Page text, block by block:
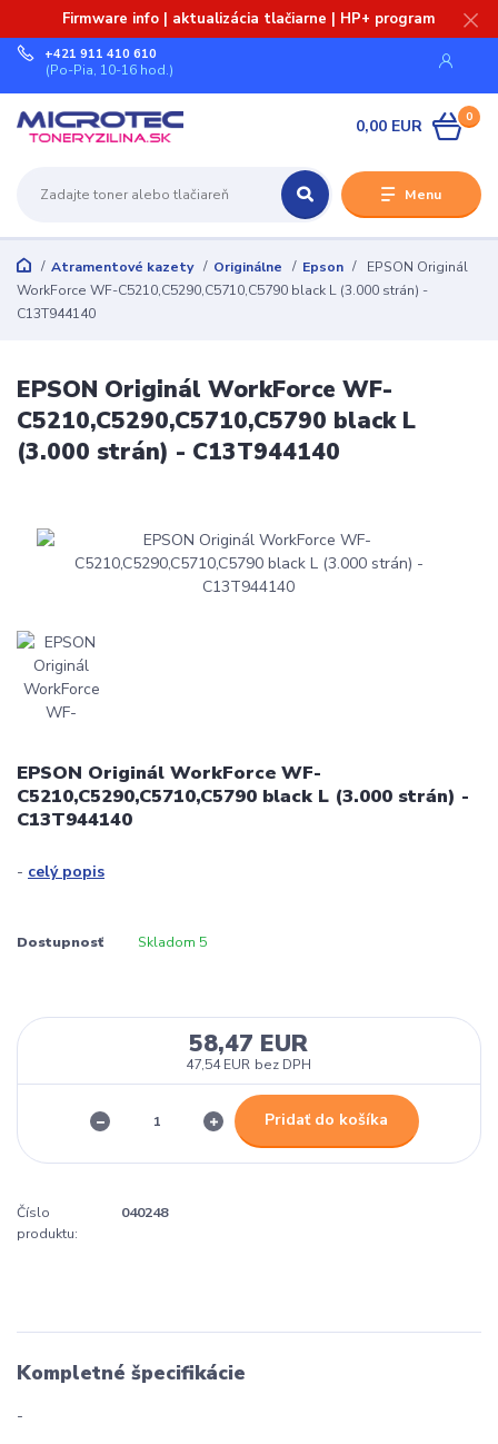
Firmware info | aktualizácia tlačiarne | HP+ program
Menu
+421 911 410 610
(Po-Pia, 10-16 hod.)
0
0,00 EUR
Atramentové kazety Originálne Epson
EPSON Originál
WorkForce WF-C5210,C5290,C5710,C5790 black L (3.000 strán) -
C13T944140
EPSON Originál WorkForce WF-
C5210,C5290,C5710,C5790 black L
(3.000 strán) - C13T944140
EPSON Originál WorkForce WF-
C5210,C5290,C5710,C5790 black L (3.000 strán) -
C13T944140
- celý popis
Dostupnosť Skladom 5
58,47 EUR
47,54 EUR bez DPH
Pridať do košíka
Číslo
produktu:
040248
Kompletné špecifikácie
-